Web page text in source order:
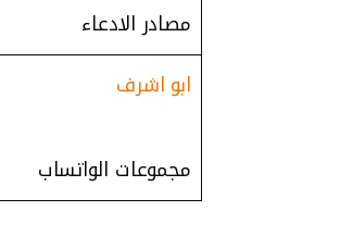
مصادر الادعاء
ابو اشرف
مجموعات الواتساب